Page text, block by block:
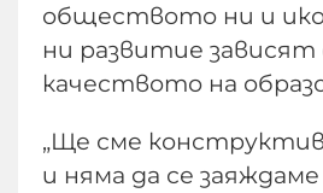
обществото ни и
ни развитие
качеството на
„Ще сме
и няма да се